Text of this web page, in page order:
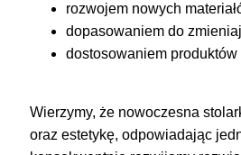
rozwojem nowych
dopasowaniem do
dostosowaniem produktów
Wierzymy, że nowoczesna
oraz estetykę, odpowiadając